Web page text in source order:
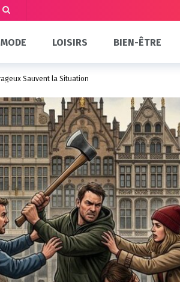
MODE LOISIRS BIEN-ÊTRE
Sauvent la Situation